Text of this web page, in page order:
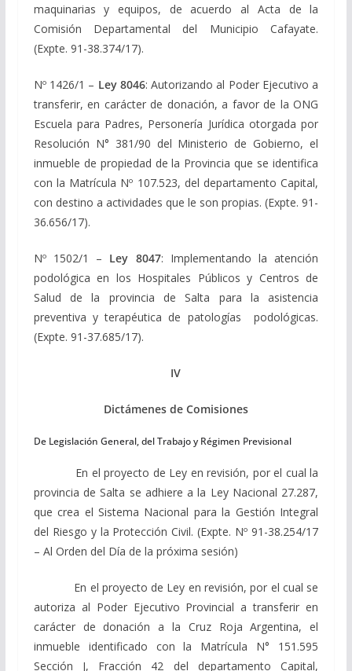
maquinarias y equipos, de acuerdo al Acta de la
Comisión Departamental del Municipio Cafayate.
(Expte. 91-38.374/17).
Nº 1426/1 – Ley 8046: Autorizando al Poder Ejecutivo a
transferir, en carácter de donación, a favor de la ONG
Escuela para Padres, Personería Jurídica otorgada por
Resolución N° 381/90 del Ministerio de Gobierno, el
inmueble de propiedad de la Provincia que se identifica
con la Matrícula Nº 107.523, del departamento Capital,
con destino a actividades que le son propias. (Expte. 91-
36.656/17).
Nº 1502/1 – Ley 8047: Implementando la atención
podológica en los Hospitales Públicos y Centros de
Salud de la provincia de Salta para la asistencia
preventiva y terapéutica de patologías podológicas.
(Expte. 91-37.685/17).
IV
Dictámenes de Comisiones
De Legislación General, del Trabajo y Régimen Previsional
En el proyecto de Ley en revisión, por el cual la
provincia de Salta se adhiere a la Ley Nacional 27.287,
que crea el Sistema Nacional para la Gestión Integral
del Riesgo y la Protección Civil. (Expte. Nº 91-38.254/17
– Al Orden del Día de la próxima sesión)
En el proyecto de Ley en revisión, por el cual se
autoriza al Poder Ejecutivo Provincial a transferir en
carácter de donación a la Cruz Roja Argentina, el
inmueble identificado con la Matrícula N° 151.595
Sección J, Fracción 42 del departamento Capital,